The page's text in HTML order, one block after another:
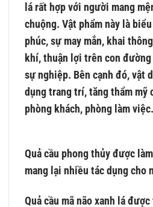
lá rất hợp với người mang
chuộng. Vật phẩm này là
phúc, sự may mắn, khai
khí, thuận lợi trên con đường
sự nghiệp. Bên cạnh đó, vật
dụng trang trí, tăng thẩm mỹ
phòng khách, phòng làm việc.
Quả cầu phong thủy được
mang lại nhiều tác dụng cho
Quả cầu mã não xanh lá